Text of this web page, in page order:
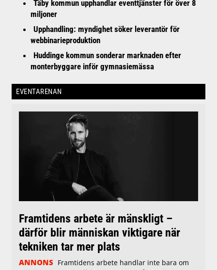
Täby kommun upphandlar eventtjänster för över 8
miljoner
Upphandling: myndighet söker leverantör för
webbinarieproduktion
Huddinge kommun sonderar marknaden efter
monterbyggare inför gymnasiemässa
EVENTARENAN
Framtidens arbete är mänskligt –
därför blir människan viktigare när
tekniken tar mer plats
ANNONS Framtidens arbete handlar inte bara om